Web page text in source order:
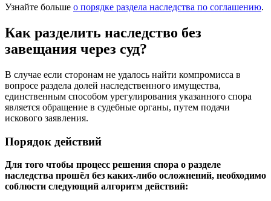
Узнайте больше о порядке раздела наследства по соглашению.
Как разделить наследство без
завещания через суд?
В случае если сторонам не удалось найти компромисса в
вопросе раздела долей наследственного имущества,
единственным способом урегулирования указанного спора
является обращение в судебные органы, путем подачи
искового заявления.
Порядок действий
Для того чтобы процесс решения спора о разделе
наследства прошёл без каких-либо осложнений, необходимо
соблюсти следующий алгоритм действий: